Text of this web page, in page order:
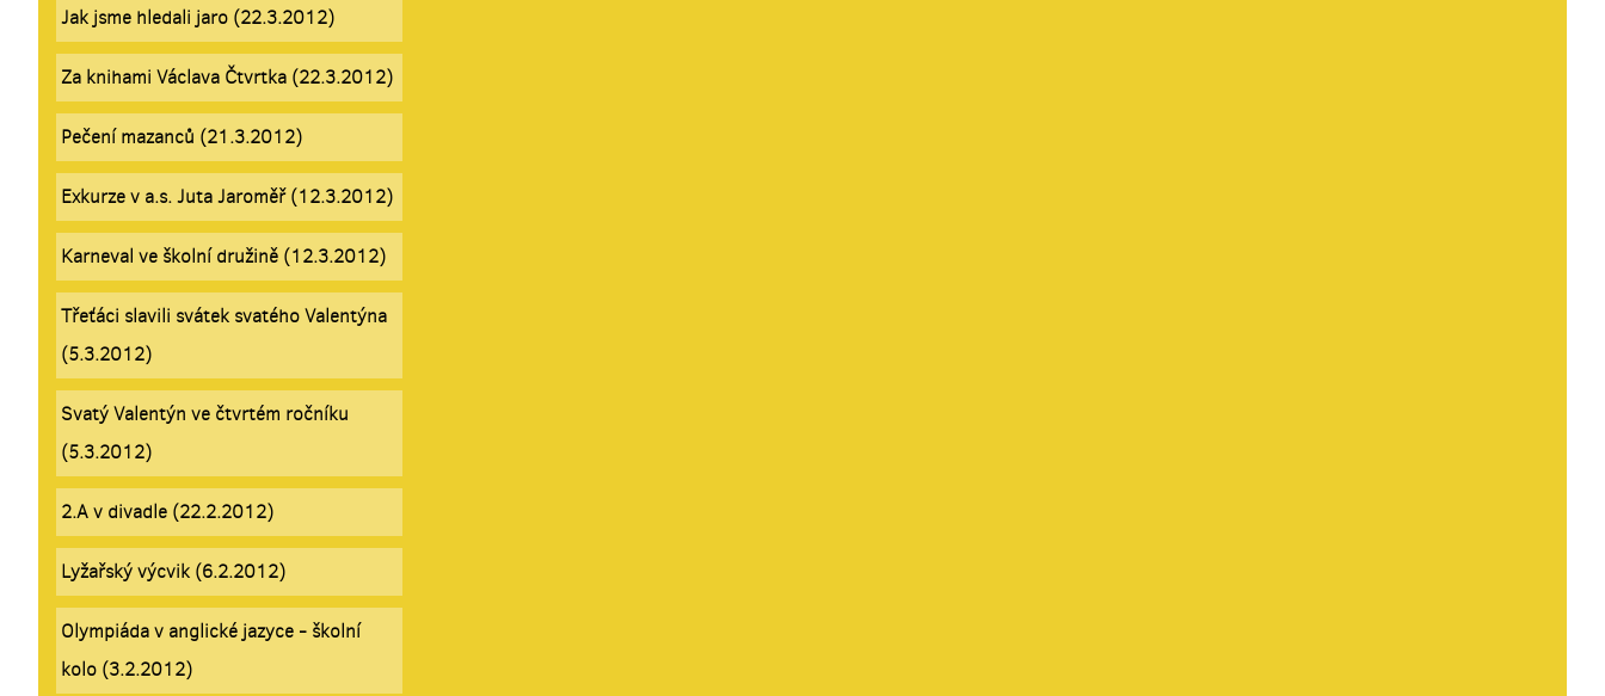
Jak jsme hledali jaro (22.3.2012)
Za knihami Václava Čtvrtka (22.3.2012)
Pečení mazanců (21.3.2012)
Exkurze v a.s. Juta Jaroměř (12.3.2012)
Karneval ve školní družině (12.3.2012)
Třeťáci slavili svátek svatého Valentýna
(5.3.2012)
Svatý Valentýn ve čtvrtém ročníku
(5.3.2012)
2.A v divadle (22.2.2012)
Lyžařský výcvik (6.2.2012)
Olympiáda v anglické jazyce - školní
kolo (3.2.2012)